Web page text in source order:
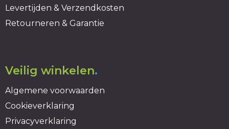
Levertijden & Verzendkosten
Retourneren & Garantie
Veilig winkelen.
Algemene voorwaarden
Cookieverklaring
Privacyverklaring